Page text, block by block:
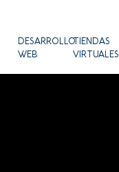
DESARROLLO
WEB
TIENDAS
VIRTUALES